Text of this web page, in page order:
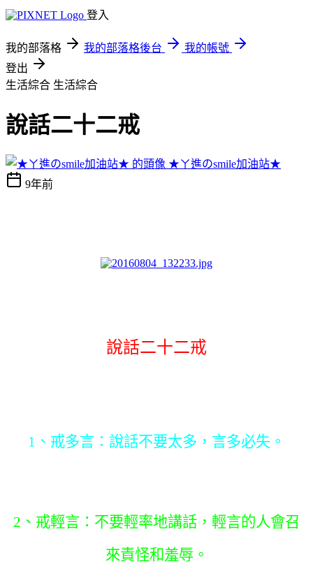
登入
我的部落格 我的部落格後台
我的帳號
登出
生活綜合 生活綜合
說話二十二戒
★ㄚ進のsmile加油站★
9年前
說話二十二戒
1、戒多言：說話不要太多，言多必失。
2、戒輕言：不要輕率地講話，輕言的人會召
來責怪和羞辱。